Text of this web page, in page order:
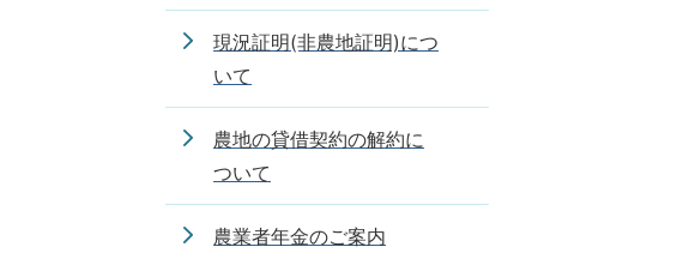
現況証明(非農地証明)につ
いて
農地の貸借契約の解約に
ついて
農業者年金のご案内